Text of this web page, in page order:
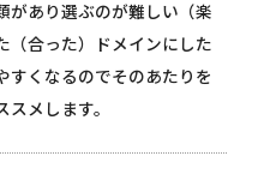
があり選ぶのが難しい（楽
（合った）ドメインにした
すくなるのでそのあたりを
メします。